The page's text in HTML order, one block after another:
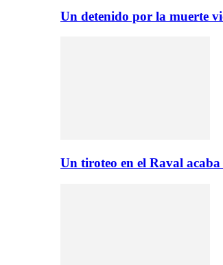
Un detenido por la muerte
Un tiroteo en el Raval